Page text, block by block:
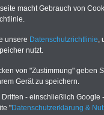
der Broschüre.
Beamte und den
mit 3 Ratgebern für nur
versorgungsrecht
sowie Beihilferecht in Bund
macht Gebrauch von
unsere Datenschutzrichtlinie,
nutzt.
von "Zustimmung" geben
Gerät zu speichern.
- einschließlich
"Datenschutzerklärung &